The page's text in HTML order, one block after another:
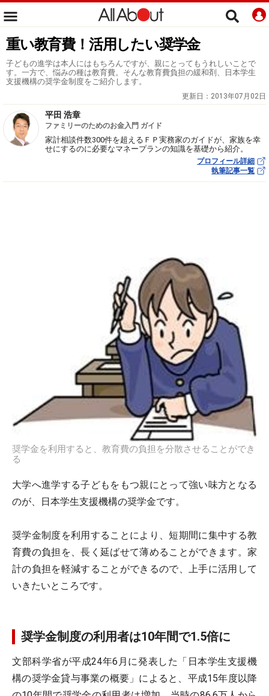
重い教育費！活用したい奨学金
子どもの進学は本人にはもちろんですが、親にとってもうれしいことで
す。一方で、悩みの種は教育費。そんな教育費負担の緩和剤、日本学生
支援機構の奨学金制度をご紹介します。
更新日： 2013年07月02日
平田 浩章
ファミリーのためのお金入門 ガイド
家計相談件数300件を超えるＦＰ実務家のガイドが、家族を幸
せにするのに必要なマネープランの知識を基礎から紹介。
プロフィール詳細
執筆記事一覧
奨学金を利用すると、教育費の負担を分散させることができ
る
大学へ進学する子どもをもつ親にとって強い味方となる
のが、日本学生支援機構の奨学金です。
奨学金制度を利用することにより、短期間に集中する教
育費の負担を、長く延ばせて薄めることができます。家
計の負担を軽減することができるので、上手に活用して
いきたいところです。
奨学金制度の利用者は10年間で1.5倍に
文部科学省が平成24年6月に発表した「日本学生支援機
構の奨学金貸与事業の概要」によると、平成15年度以降